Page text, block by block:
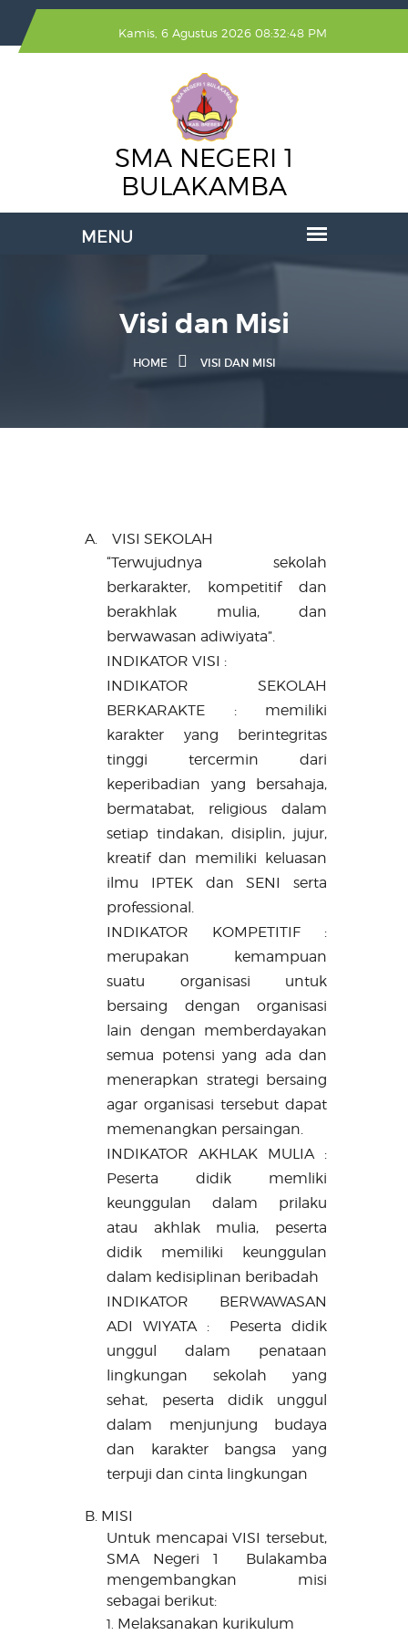
Kamis, 6 Agustus 2026 08:32:48 PM
SMA NEGERI 1
BULAKAMBA
Visi dan Misi
HOME VISI DAN MISI
A. VISISEKOLAH
“Terwujudnya sekolah
berkarakter, kompetitif dan
berakhlak mulia, dan
berwawasan adiwiyata”.
INDIKATOR VISI :
INDIKATOR SEKOLAH
BERKARAKTE :
memiliki
karakter yang berintegritas
tinggi tercermin dari
keperibadian yang bersahaja,
bermatabat, religious dalam
setiap tindakan, disiplin, jujur,
kreatif dan memiliki keluasan
ilmu IPTEK dan SENI serta
professional.
INDIKATOR KOMPETITIF :
merupakan kemampuan
suatu organisasi untuk
bersaing dengan organisasi
lain dengan memberdayakan
semua potensi yang ada dan
menerapkan strategi bersaing
agar organisasi tersebut dapat
memenangkan persaingan.
INDIKATORAKHLAK MULIA:
Peserta didik memliki
keunggulan dalam prilaku
atau akhlak mulia, peserta
didik memiliki keunggulan
dalam kedisiplinan beribadah
INDIKATOR BERWAWASAN
ADI WIYATA :
Peserta didik
unggul dalam penataan
lingkungan sekolah yang
sehat, peserta didik unggul
dalam menjunjung budaya
dan karakter bangsa yang
terpuji dan cinta lingkungan
B. MISI
Untuk mencapai VISI tersebut,
SMA Negeri 1 Bulakamba
mengembangkan misi
sebagai berikut:
Melaksanakan kurikulum